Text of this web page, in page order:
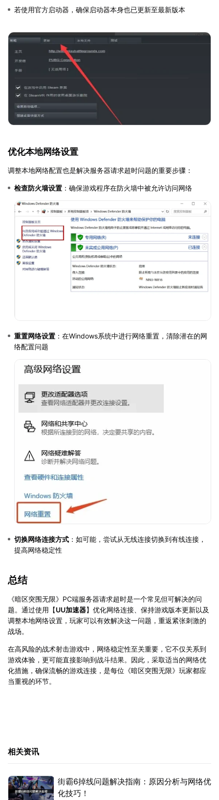
若使用官方启动器，确保启动器本身也已更新至最新版本
优化本地网络设置
调整本地网络配置也是解决服务器请求超时问题的重要步骤：
检查防火墙设置 ：确保游戏程序在防火墙中被允许访问网络
重置网络设置 ：在Windows系统中进行网络重置，清除潜在的网
络配置问题
切换网络连接方式 ：如可能，尝试从无线连接切换到有线连接，
提高网络稳定性
总结
《暗区突围无限》PC端服务器请求超时是一个常见但可解决的问
题。通过使用【UU加速器】优化网络连接、保持游戏版本更新以及
调整本地网络设置，玩家可以有效解决这一问题，重返紧张刺激的
战场。
在高风险的战术射击游戏中，网络稳定性至关重要，它不仅关系到
游戏体验，更可能直接影响到战斗结果。因此，采取适当的网络优
化措施，确保流畅的游戏连接，是每位《暗区突围无限》玩家都应
当重视的环节。
相关资讯
街霸6掉线问题解决指南：原因分析与网络优
化技巧！